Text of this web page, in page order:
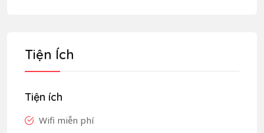
Tiện Ích
Tiện ích
Wifi miễn phí